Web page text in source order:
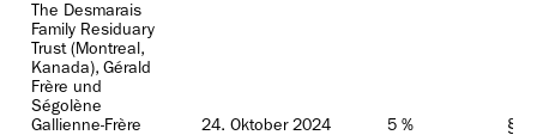
The Desmarais
Family Residuary
Trust (Montreal,
Kanada), Gérald
Frère und
Ségolène
Gallienne-Frère
24. Oktober 2024 5 % §